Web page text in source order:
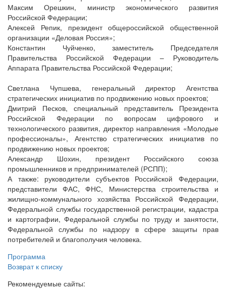
Максим Орешкин, министр экономического развития
Российской Федерации;
Алексей Репик, президент общероссийской общественной
организации «Деловая Россия»;
Константин Чуйченко, заместитель Председателя
Правительства Российской Федерации – Руководитель
Аппарата Правительства Российской Федерации;
Светлана Чупшева, генеральный директор Агентства
стратегических инициатив по продвижению новых проектов;
Дмитрий Песков, специальный представитель Президента
Российской Федерации по вопросам цифрового и
технологического развития, директор направления «Молодые
профессионалы», Агентство стратегических инициатив по
продвижению новых проектов;
Александр Шохин, президент Российского союза
промышленников и предпринимателей (РСПП);
А также: руководители субъектов Российской Федерации,
представители ФАС, ФНС, Министерства строительства и
жилищно-коммунального хозяйства Российской Федерации,
Федеральной службы государственной регистрации, кадастра
и картографии, Федеральной службы по труду и занятости,
Федеральной службы по надзору в сфере защиты прав
потребителей и благополучия человека.
Программа
Возврат к списку
Рекомендуемые сайты: